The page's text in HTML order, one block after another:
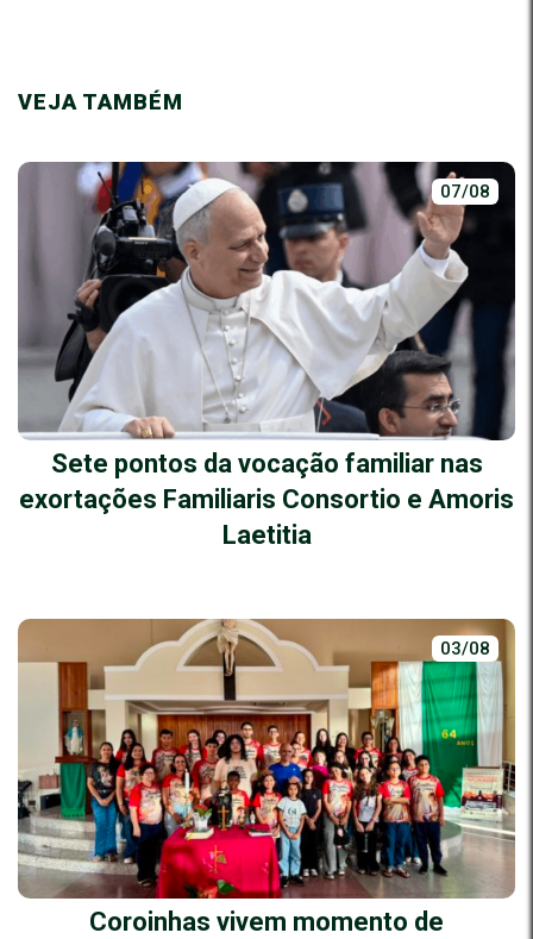
VEJA TAMBÉM
07/08
Sete pontos da vocação familiar nas
exortações Familiaris Consortio e Amoris
Laetitia
03/08
Coroinhas vivem momento de